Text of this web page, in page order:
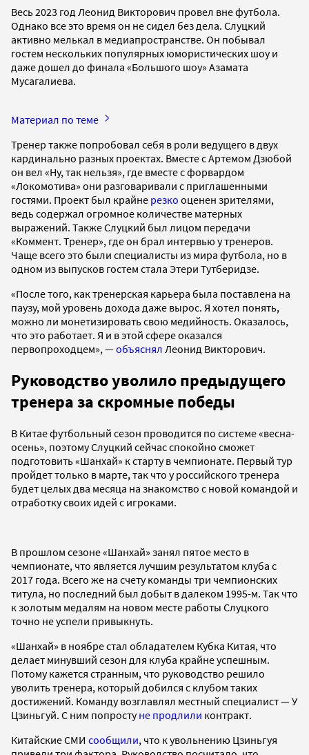
Весь 2023 год Леонид Викторович провел вне футбола.
Однако все это время он не сидел без дела. Слуцкий
активно мелькал в медиапространстве. Он побывал
гостем нескольких популярных юмористических шоу и
даже дошел до финала «Большого шоу» Азамата
Мусагалиева.
Материал по теме
Тренер также попробовал себя в роли ведущего в двух
кардинально разных проектах. Вместе с Артемом Дзюбой
он вел «Ну, так нельзя», где вместе с форвардом
«Локомотива» они разговаривали с приглашенными
гостями. Проект был крайне резко оценен зрителями,
ведь содержал огромное количестве матерных
выражений. Также Слуцкий был лицом передачи
«Коммент. Тренер», где он брал интервью у тренеров.
Чаще всего это были специалисты из мира футбола, но в
одном из выпусков гостем стала Этери Тутберидзе.
«После того, как тренерская карьера была поставлена на
паузу, мой уровень дохода даже вырос. Я хотел понять,
можно ли монетизировать свою медийность. Оказалось,
что это работает. Я и в этой сфере оказался
первопроходцем», —объяснял Леонид Викторович.
Руководство уволило предыдущего
тренера за скромные победы
В Китае футбольный сезон проводится по системе «весна-
осень», поэтому Слуцкий сейчас спокойно сможет
подготовить «Шанхай» к старту в чемпионате. Первый тур
пройдет только в марте, так что у российского тренера
будет целых два месяца на знакомство с новой командой и
отработку своих идей с игроками.
В прошлом сезоне «Шанхай» занял пятое место в
чемпионате, что является лучшим результатом клуба с
2017 года. Всего же на счету команды три чемпионских
титула, но последний был добыт в далеком 1995-м. Так что
к золотым медалям на новом месте работы Слуцкого
точно не успели привыкнуть.
«Шанхай» в ноябре стал обладателем Кубка Китая, что
делает минувший сезон для клуба крайне успешным.
Потому кажется странным, что руководство решило
уволить тренера, который добился с клубом таких
достижений. Команду возглавлял местный специалист — У
Цзиньгуй. С ним попростуне продлили контракт.
Китайские СМИ сообщили, что к увольнению Цзиньгуя